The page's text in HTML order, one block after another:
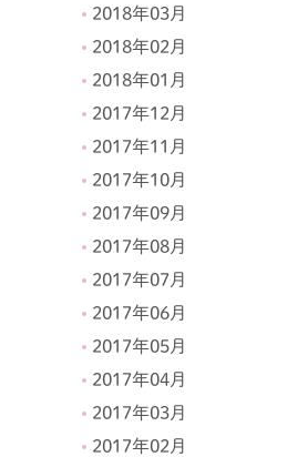
2018年03月
2018年02月
2018年01月
2017年12月
2017年11月
2017年10月
2017年09月
2017年08月
2017年07月
2017年06月
2017年05月
2017年04月
2017年03月
2017年02月